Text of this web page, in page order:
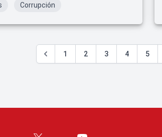
Corrupción
1 2 3 4 5